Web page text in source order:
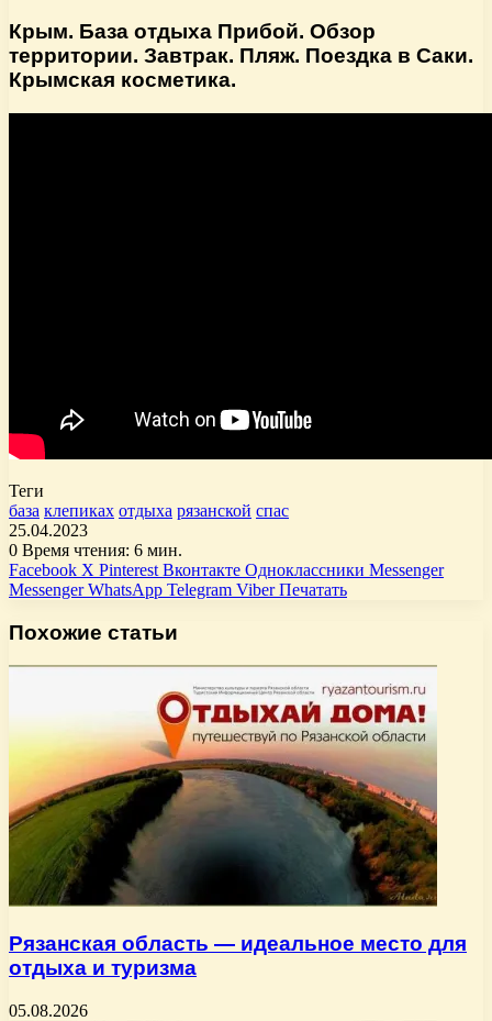
Крым. База отдыха Прибой. Обзор
территории. Завтрак. Пляж. Поездка в Саки.
Крымская косметика.
Теги
база клепиках отдыха рязанской спас
25.04.2023
0 Время чтения: 6 мин.
Facebook X Pinterest Вконтакте Одноклассники Messenger
Messenger WhatsApp Telegram Viber Печатать
Похожие статьи
Рязанская область — идеальное место для
отдыха и туризма
05.08.2026